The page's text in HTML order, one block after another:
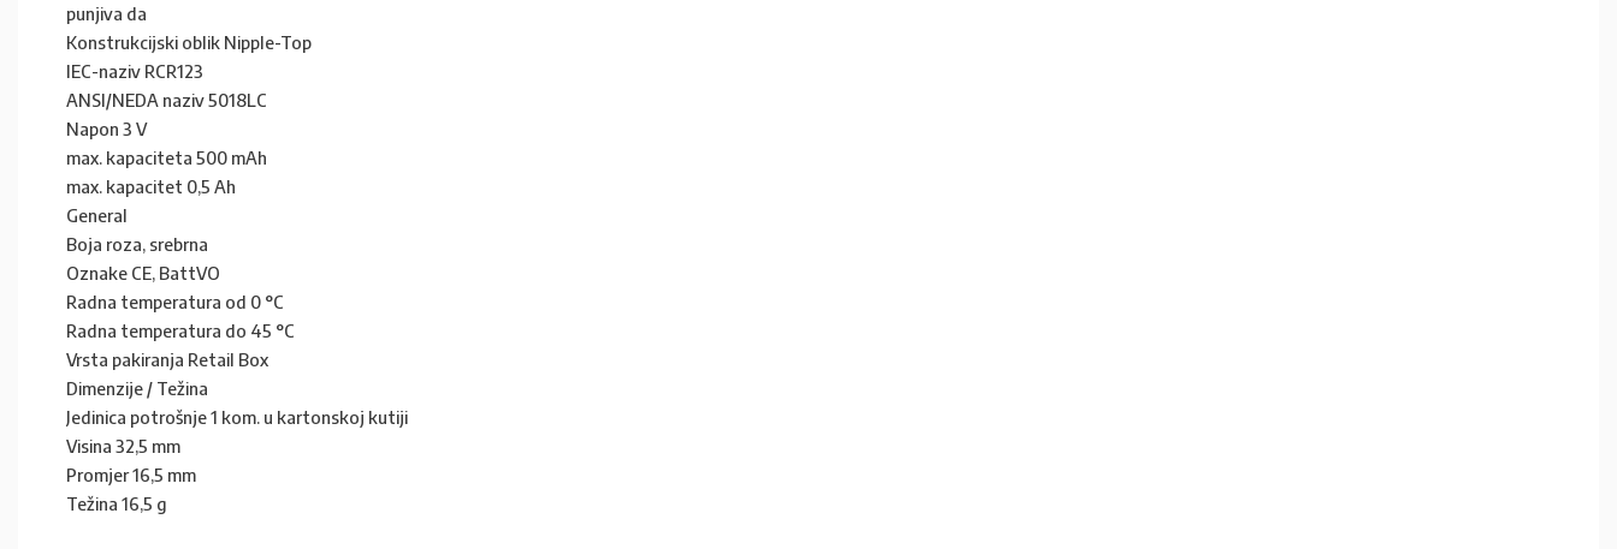
punjiva da
Konstrukcijski oblik Nipple-Top
IEC-naziv RCR123
ANSI/NEDA naziv 5018LC
Napon 3 V
max. kapaciteta 500 mAh
max. kapacitet 0,5 Ah
General
Boja roza, srebrna
Oznake CE, BattVO
Radna temperatura od 0 °C
Radna temperatura do 45 °C
Vrsta pakiranja Retail Box
Dimenzije / Težina
Jedinica potrošnje 1 kom. u kartonskoj kutiji
Visina 32,5 mm
Promjer 16,5 mm
Težina 16,5 g